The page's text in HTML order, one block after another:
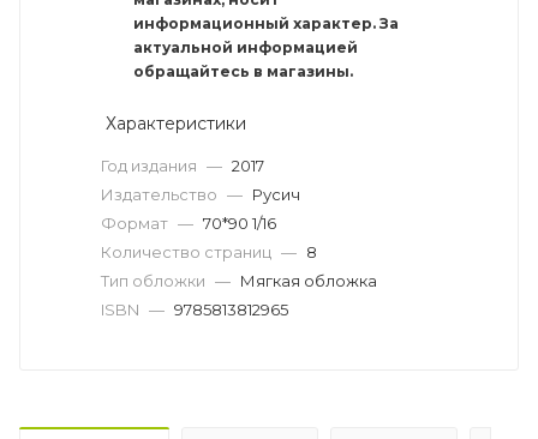
информационный характер. За
актуальной информацией
обращайтесь в магазины.
Характеристики
Год издания — 2017
Издательство — Русич
Формат — 70*90 1/16
Количество страниц — 8
Тип обложки — Мягкая обложка
ISBN — 9785813812965